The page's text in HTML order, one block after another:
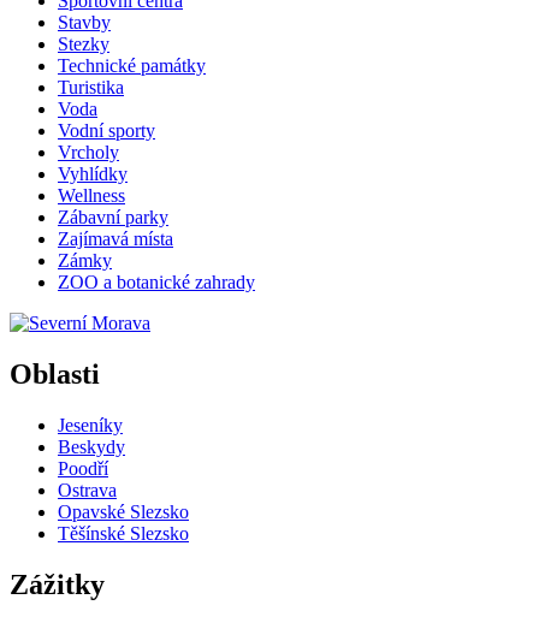
Stavby
Stezky
Technické památky
Turistika
Voda
Vodní sporty
Vrcholy
Vyhlídky
Wellness
Zábavní parky
Zajímavá místa
Zámky
ZOO a botanické zahrady
Oblasti
Jeseníky
Beskydy
Poodří
Ostrava
Opavské Slezsko
Těšínské Slezsko
Zážitky